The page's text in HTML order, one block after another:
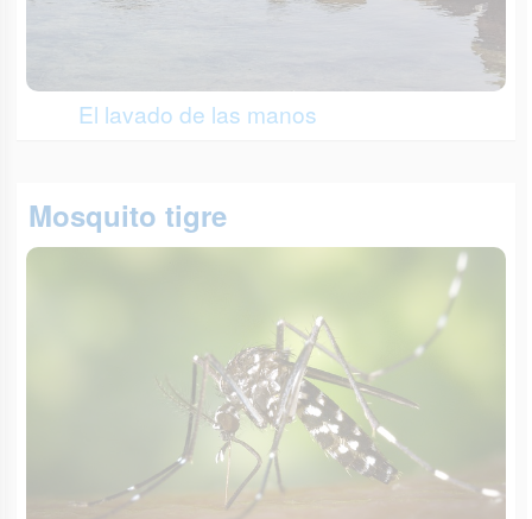
El lavado de las manos
Mosquito tigre